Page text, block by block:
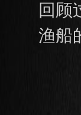
回顾
渔船